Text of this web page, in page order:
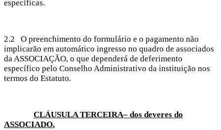
específicas.
2.2 O preenchimento do formulário e o pagamento não
implicarão em automático ingresso no quadro de associados
da ASSOCIAÇÃO, o que dependerá de deferimento
específico pelo Conselho Administrativo da instituição nos
termos do Estatuto.
CLÁUSULA TERCEIRA– dos deveres do
ASSOCIADO.